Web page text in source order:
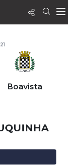
Boavista